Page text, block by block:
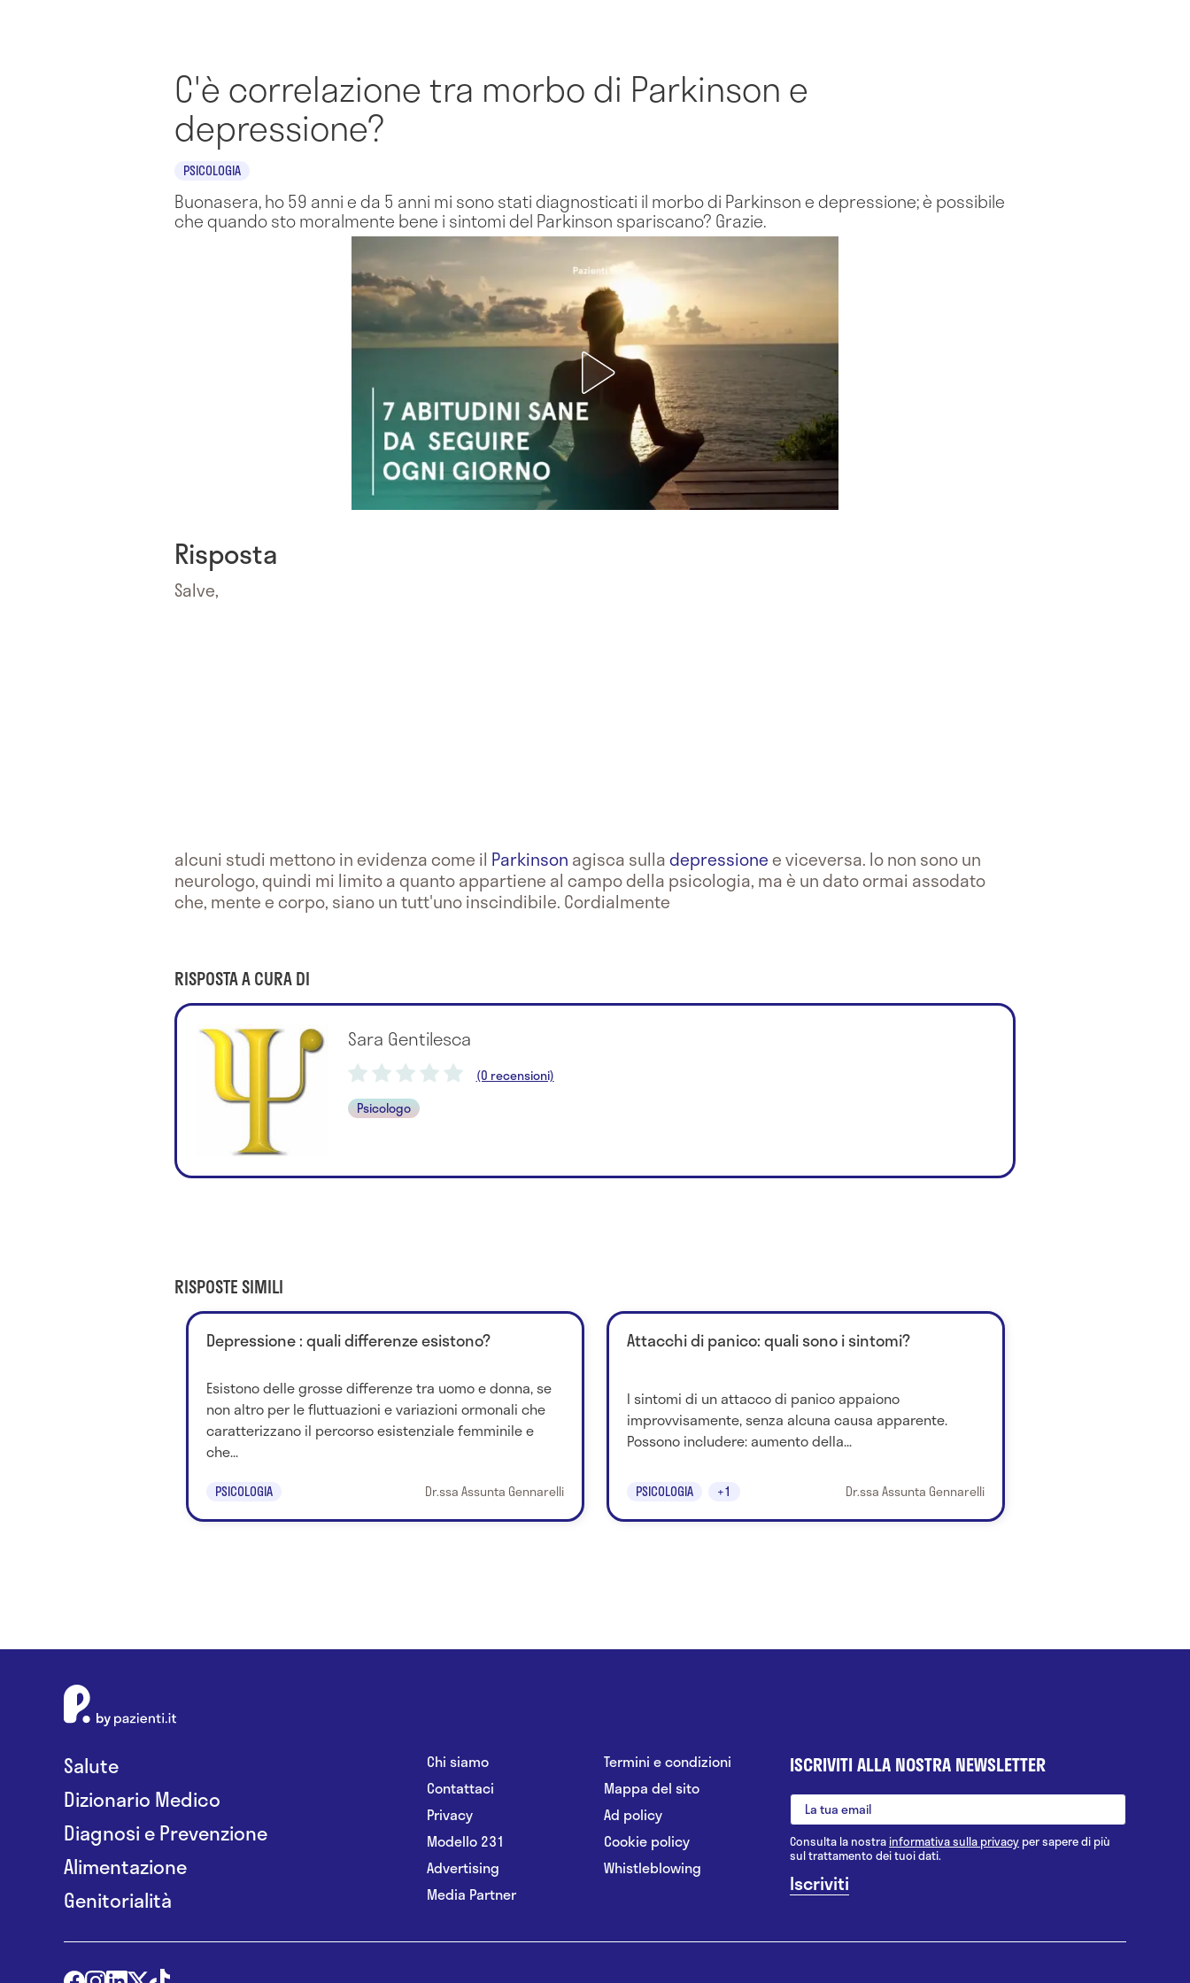
C'è correlazione tra morbo di Parkinson e
depressione?
PSICOLOGIA
Buonasera, ho 59 anni e da 5 anni mi sono stati diagnosticati il morbo di Parkinson e depressione; è possibile
che quando sto moralmente bene i sintomi del Parkinson spariscano? Grazie.
Risposta
Salve,
alcuni studi mettono in evidenza come il Parkinson agisca sulladepressionee viceversa. Io non sono un
neurologo, quindi mi limito a quanto appartiene al campo della psicologia, ma è un dato ormai assodato
che, mente e corpo, siano un tutt'uno inscindibile. Cordialmente
RISPOSTA A CURA DI
Sara Gentilesca
(0 recensioni)
Psicologo
RISPOSTE SIMILI
Depressione : quali differenze esistono?
Esistono delle grosse differenze tra uomo e donna, se
non altro per le fluttuazioni e variazioni ormonali che
caratterizzano il percorso esistenziale femminile e
che...
PSICOLOGIA Dr.ssa Assunta Gennarelli
Attacchi di panico: quali sono i sintomi?
I sintomi di un attacco di panico appaiono
improvvisamente, senza alcuna causa apparente.
Possono includere: aumento della...
PSICOLOGIA +1 Dr.ssa Assunta Gennarelli
Salute
Dizionario Medico
Diagnosi e Prevenzione
Alimentazione
Genitorialità
Chi siamo
Contattaci
Privacy
Modello 231
Advertising
Media Partner
Termini e condizioni
Mappa del sito
Ad policy
Cookie policy
Whistleblowing
ISCRIVITI ALLA NOSTRA NEWSLETTER
Consulta la nostrainformativa sulla privacy per sapere di più
sul trattamento dei tuoi dati.